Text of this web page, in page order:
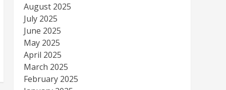
August 2025
July 2025
June 2025
May 2025
April 2025
March 2025
February 2025